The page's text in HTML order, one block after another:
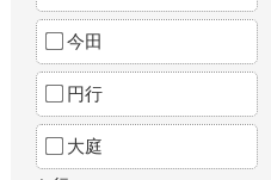
今田
円行
大庭